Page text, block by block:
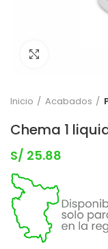
Inicio Acabados
Chema 1
S/ 25.88